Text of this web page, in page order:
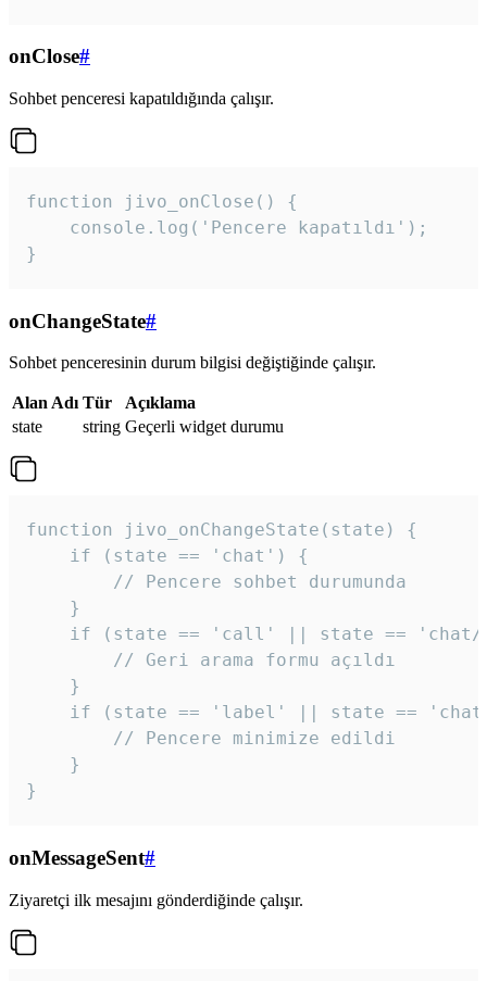
onClose#
Sohbet penceresi kapatıldığında çalışır.
function jivo_onClose() {
    console.log('Pencere kapatıldı');
}
onChangeState#
Sohbet penceresinin durum bilgisi değiştiğinde çalışır.
Alan Adı Tür
Açıklama
state
string Geçerli widget durumu
function jivo_onChangeState(state) {
    if (state == 'chat') {
        // Pencere sohbet durumunda
    }
if (state == 'call' || state ==
        // Geri arama formu açıldı
    }
if (state == 'label' || state ==
        // Pencere minimize edildi
    }
}
onMessageSent#
Ziyaretçi ilk mesajını gönderdiğinde çalışır.